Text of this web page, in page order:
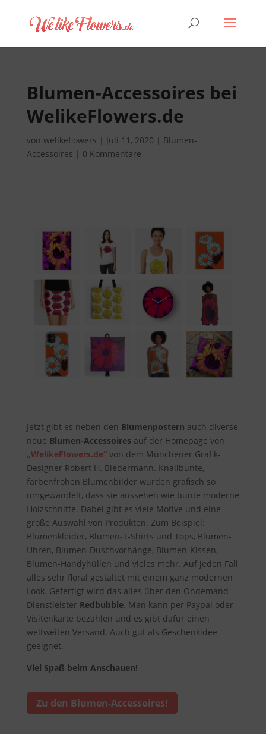
Blumen-Accessoires bei
WelikeFlowers.de
von welikeflowers | Juli 11, 2020 | Blumen-
Accessoires | 0 Kommentare
Jetzt gibt es neben den Blumenpostern auch diverse
neue Blumen-Accessoires auf der Homepage von
„WelikeFlowers.de“von dem Münchener Grafik-
Designer Robert H. Biedermann. Knallbunte,
farbenfrohen Blumenbilder wurden grafisch so
umgewandelt, dass sie aussehen wie bunte moderne
Holzschnitte. Dabei gibt es viele Motive und eine
große Auswahl von Produkten. Zum Beispiel:
Blumenkleider, Blumen-T-Shirts und Tops, Blumen-
Uhren, Blumen-Duschvorhänge, Blumen-Kissen,
Blumen-Handyhüllen und vieles mehr. Auf jeden Fall
alles sehr floral gestaltet mit einem ganz modernen
Look. Gefertigt wird das alles über den Ondemand-
Dienstleister Redbubble. Man kann per Paypal oder
Visitenkarte bezahlen und es gibt dafür einen
weltweiten Versand. Auch gut als Geschenkidee
geeignet.
Viel Spaß beim Anschauen!
Zu den Blumen-Accessoires!